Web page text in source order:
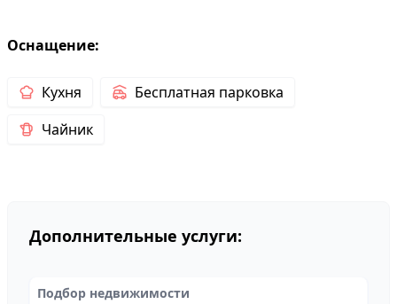
Оснащение:
Кухня
Бесплатная парковка
Чайник
Дополнительные услуги:
Подбор недвижимости